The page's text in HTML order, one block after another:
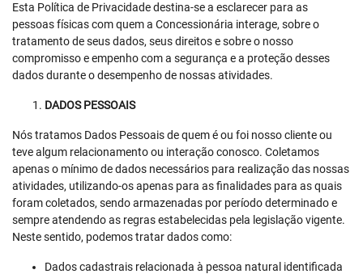
Esta Política de Privacidade destina-se a esclarecer para as
pessoas físicas com quem a Concessionária interage, sobre o
tratamento de seus dados, seus direitos e sobre o nosso
compromisso e empenho com a segurança e a proteção desses
dados durante o desempenho de nossas atividades.
DADOS PESSOAIS
Nós tratamos Dados Pessoais de quem é ou foi nosso cliente ou
teve algum relacionamento ou interação conosco. Coletamos
apenas o mínimo de dados necessários para realização das nossas
atividades, utilizando-os apenas para as finalidades para as quais
foram coletados, sendo armazenadas por período determinado e
sempre atendendo as regras estabelecidas pela legislação vigente.
Neste sentido, podemos tratar dados como:
Dados cadastrais relacionada à pessoa natural identificada